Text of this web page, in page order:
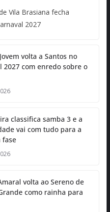
Vila Brasiana fecha
2027
volta a Santos no
2027 com enredo sobre o
classifica samba 3 e a
vai com tudo para a
fase
volta ao Sereno de
como rainha para